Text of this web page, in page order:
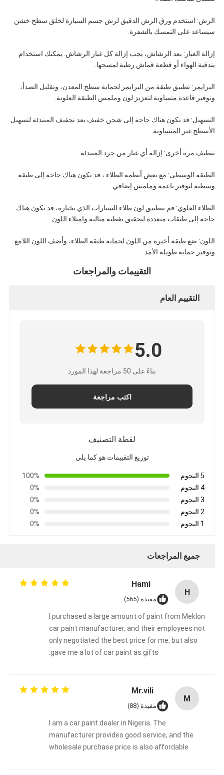
الرش: استخدم ورق الرش الدقيق لرش جسم السيارة لخلق سطح خشن
سيساعد على التمسك بالشفرة.
إزالة الغبار: بعد الرشاش، يجب إزالة كل غبار الرشاش. يمكنك استخدام
بندقية الهواء أو قطعة قماش رطبة لمسحها.
البرايمر: تطبيق طبقة من البرايمر لحماية سطح المعدن، وتقليل الصدأ،
وتوفير قاعدة متساوية لتعزيز لون وملمس الطبقة العلوية.
التسهيل: قد تكون هناك حاجة إلى شحن خفيف بعد تجفيف المبتدئة لتسهيل
الأسطح غير المتساوية.
تنظيف مرة أخرى: إزالة أي غبار من جرد المبتدئة.
الطبقة الوسطى: مع بعض أنظمة الطلاء ، قد تكون هناك حاجة إلى طبقة
وسطية لتوفير ناعمة وملمس إضافي.
الطلاء العلوي: قم بتطبيق لون طلاء السيارات الذي تختاره، قد تكون هناك
حاجة إلى طبقات متعددة لتحقيق تغطية مثالية وامتلاء اللون.
اللون: ضع طبقة أخيرة من اللون لحماية طبقة الطلاء، وأضف اللون اللامع
وتوفير حماية طويلة الأمد.
التقييمات والمراجعات
التقييم العام
5.0
بناءً على 50 مراجعة لهذا المورد
اكتب مراجعة
لقطة التصنيف
توزيع التقييمات هو كما يلي
5 النجوم
100%
4 النجوم
0%
3 النجوم
0%
2 النجوم
0%
1 النجوم
0%
جميع المراجعات
H
Hami
مفيدة (565)
I purchased a large amount of paint from Meklon
car paint manufacturer, and their employees not
only negotiated the best price for me, but also
gave me a lot of car paint as gifts.
M
Mr.vili
مفيدة (88)
I am a car paint dealer in Nigeria. The
manufacturer provides good service, and the
wholesale purchase price is also affordable